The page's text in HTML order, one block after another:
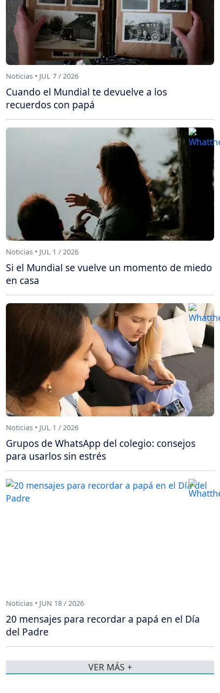
Noticias • JUL 7 / 2026
Cuando el Mundial te devuelve a los
recuerdos con papá
Noticias • JUL 1 / 2026
Si el Mundial se vuelve un momento de miedo
en casa
Noticias • JUL 1 / 2026
Grupos de WhatsApp del colegio: consejos
para usarlos sin estrés
Noticias • JUN 18 / 2026
20 mensajes para recordar a papá en el Día
del Padre
VER MÁS +